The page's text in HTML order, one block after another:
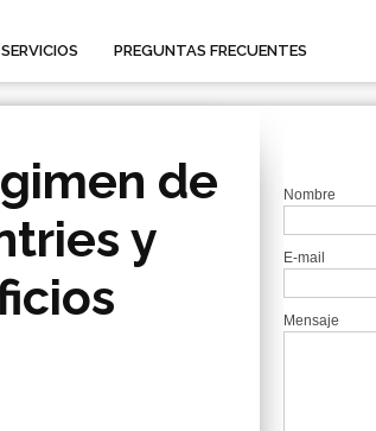
SERVICIOS PREGUNTAS FRECUENTES
de
y
Nombre
E-mail
Mensaje